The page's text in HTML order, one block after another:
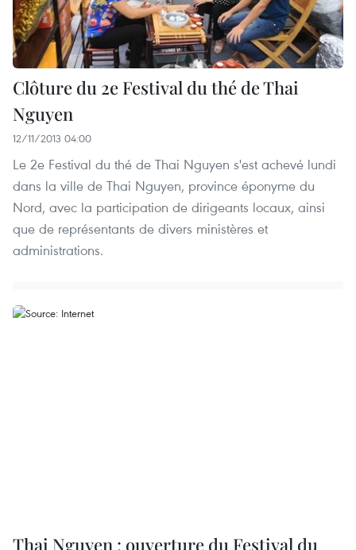
Clôture du 2e Festival du thé de Thai
Nguyen
12/11/2013 04:00
Le 2e Festival du thé de Thai Nguyen s'est achevé lundi
dans la ville de Thai Nguyen, province éponyme du
Nord, avec la participation de dirigeants locaux, ainsi
que de représentants de divers ministères et
administrations.
Thai Nguyen : ouverture du Festival du